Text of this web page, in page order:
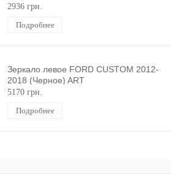
2936 грн.
Подробнее
Зеркало левое FORD CUSTOM 2012-
2018 (Черное) ART
5170 грн.
Подробнее